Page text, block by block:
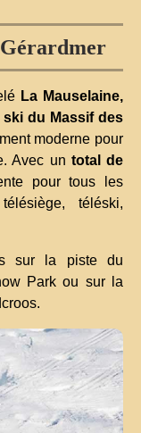
La Mauselaine,
du Massif des
moderne pour
Avec un total de
pour tous les
téléski,
sur la piste du
Park ou sur la